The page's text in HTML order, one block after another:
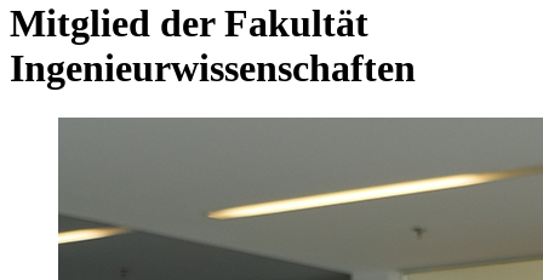
Mitglied der Fakultät
Ingenieurwissenschaften